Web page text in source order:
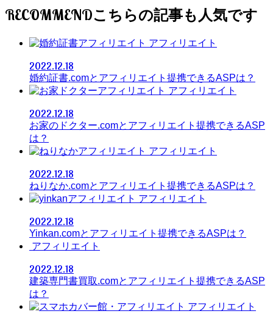
RECOMMEND
アフィリエイト
2022.12.18
婚約証書.comとアフィリエイト提携できるASPは？
アフィリエイト
2022.12.18
お家のドクター.comとアフィリエイト提携できるASP
は？
アフィリエイト
2022.12.18
ねりなか.comとアフィリエイト提携できるASPは？
アフィリエイト
2022.12.18
Yinkan.comとアフィリエイト提携できるASPは？
アフィリエイト
2022.12.18
建築専門書買取.comとアフィリエイト提携できるASP
は？
アフィリエイト